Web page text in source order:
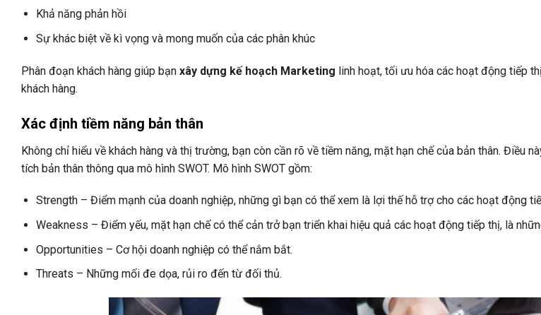
Khả năng phản hồi
Sự khác biệt về kì vọng và mong muốn của các phân khúc
Phân đoạn khách hàng giúp bạn xây dựng kế hoạch Marketing linh hoạt, tối ưu hóa các hoạt động tiếp
khách hàng.
Xác định tiềm năng bản thân
Không chỉ hiểu về khách hàng và thị trường, bạn còn cần rõ về tiềm năng, mặt hạn chế của bản thân. Điều
tích bản thân thông qua mô hình SWOT. Mô hình SWOT gồm:
Strength – Điểm mạnh của doanh nghiệp, những gì bạn có thể xem là lợi thế hỗ trợ cho các hoạt động
Weakness – Điểm yếu, mặt hạn chế có thể cản trở bạn triển khai hiệu quả các hoạt động tiếp thị, là
Opportunities – Cơ hội doanh nghiệp có thể nắm bắt.
Threats – Những mối đe dọa, rủi ro đến từ đối thủ.